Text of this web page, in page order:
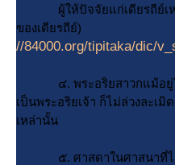
ผู้ให้ปัจจัยแก่เดียรถีย์เหล่
ของเดียรถีย์)
//84000.org/tipitaka/dic/
๔. พระอริยสาวกแม้อยู่ใน
เป็นพระอริยเจ้า ก็ไม่ล่วงละเมิ
เหล่านั้น
๕. ศาสดาในศาสนาที่ไม่เ